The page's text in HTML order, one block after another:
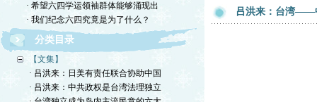
· 希望六四学运领袖群体能够涌现出
· 我们纪念六四究竟是为了什么？
分类目录
【文集】
· 吕洪来：日美有责任联合协助中国
· 吕洪来：中共政权是台湾法理独立
吕洪来：台湾——